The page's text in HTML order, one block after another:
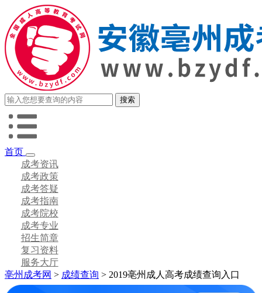
首页
成考资讯
成考政策
成考答疑
成考指南
成考院校
成考专业
招生简章
复习资料
服务大厅
亳州成考网 > 成绩查询 > 2019亳州成人高考成绩查询入口